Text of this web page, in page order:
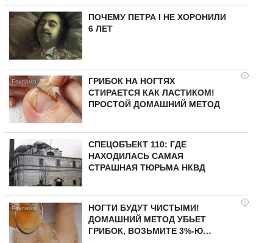
ПОЧЕМУ ПЕТРА I НЕ ХОРОНИЛИ
6 ЛЕТ
i
ГРИБОК НА НОГТЯХ
СТИРАЕТСЯ КАК ЛАСТИКОМ!
ПРОСТОЙ ДОМАШНИЙ МЕТОД
СПЕЦОБЪЕКТ 110: ГДЕ
НАХОДИЛАСЬ САМАЯ
СТРАШНАЯ ТЮРЬМА НКВД
i
НОГТИ БУДУТ ЧИСТЫМИ!
ДОМАШНИЙ МЕТОД УБЬЕТ
ГРИБОК, ВОЗЬМИТЕ 3%-Ю…